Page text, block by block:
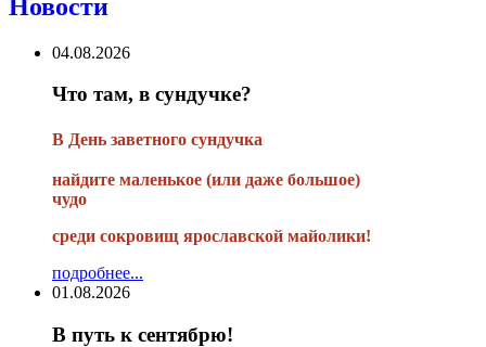
Новости
04.08.2026
Что там, в сундучке?
В День заветного сундучка
найдите маленькое (или даже большое)
чудо
среди сокровищ ярославской майолики!
подробнее...
01.08.2026
В путь к сентябрю!